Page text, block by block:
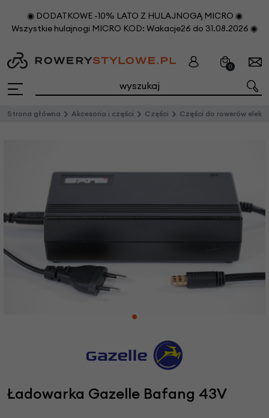
◉ DODATKOWE -10% LATO Z HULAJNOGĄ MICRO ◉
Wszystkie hulajnogi MICRO KOD: Wakacje26 do 31.08.2026 ◉
0
Strona główna Akcesoria i części Części Części do rowerów elektrycznych
Ładowarka Gazelle Bafang 43V